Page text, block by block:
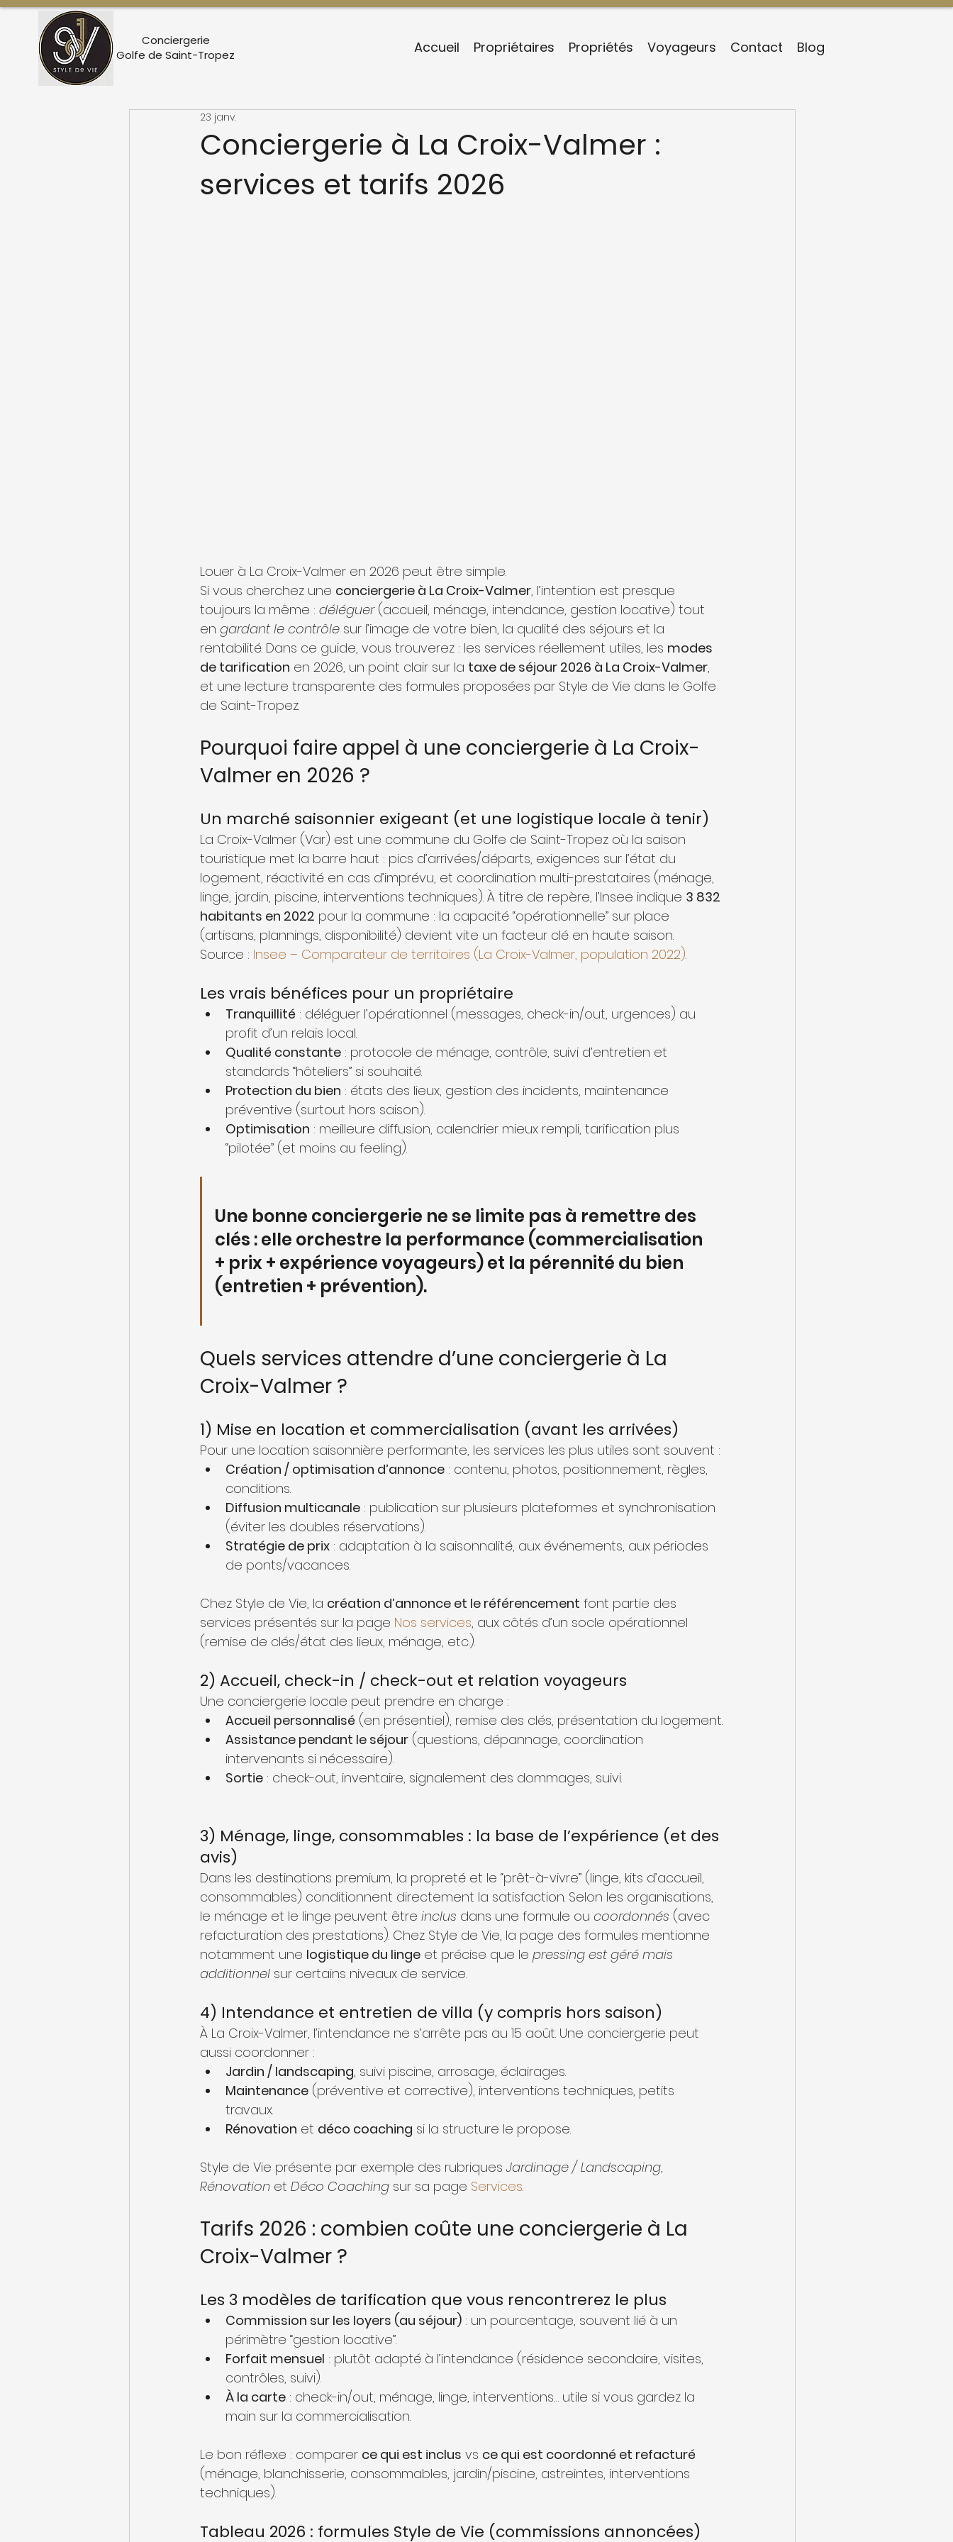
Conciergerie
Golfe de Saint-Tropez
Accueil Propriétaires Propriétés Voyageurs Contact Blog
Conciergerie à La Croix-Valmer :
services et tarifs 2026
23 janv.
Louer à La Croix-Valmer en 2026 peut être simple.
Si vous cherchez une conciergerie à La Croix-Valmer, l’intention est presque
toujours la même : déléguer (accueil, ménage, intendance, gestion locative) tout
en gardant le contrôle sur l’image de votre bien, la qualité des séjours et la
rentabilité. Dans ce guide, vous trouverez : les services réellement utiles, les modes
de tarification en 2026, un point clair sur la taxe de séjour 2026 à La Croix-Valmer,
et une lecture transparente des formules proposées par Style de Vie dans le Golfe
de Saint-Tropez.
Pourquoi faire appel à une conciergerie à La Croix-
Valmer en 2026 ?
Un marché saisonnier exigeant (et une logistique locale à tenir)
La Croix-Valmer (Var) est une commune du Golfe de Saint-Tropez où la saison
touristique met la barre haut : pics d’arrivées/départs, exigences sur l’état du
logement, réactivité en cas d’imprévu, et coordination multi-prestataires (ménage,
linge, jardin, piscine, interventions techniques). À titre de repère, l’Insee indique 3 832
habitants en 2022 pour la commune : la capacité “opérationnelle” sur place
(artisans, plannings, disponibilité) devient vite un facteur clé en haute saison.
Source : Insee – Comparateur de territoires (La Croix-Valmer, population 2022).
Les vrais bénéfices pour un propriétaire
Tranquillité : déléguer l’opérationnel (messages, check-in/out, urgences) au
profit d’un relais local.
Qualité constante : protocole de ménage, contrôle, suivi d’entretien et
standards “hôteliers” si souhaité.
Protection du bien : états des lieux, gestion des incidents, maintenance
préventive (surtout hors saison).
Optimisation : meilleure diffusion, calendrier mieux rempli, tarification plus
“pilotée” (et moins au feeling).
Une bonne conciergerie ne se limite pas à remettre des
clés : elle orchestre la performance (commercialisation
+ prix + expérience voyageurs) et la pérennité du bien
(entretien + prévention).
Quels services attendre d’une conciergerie à La
Croix-Valmer ?
1) Mise en location et commercialisation (avant les arrivées)
Pour une location saisonnière performante, les services les plus utiles sont souvent :
Création / optimisation d’annonce : contenu, photos, positionnement, règles,
conditions.
Diffusion multicanale : publication sur plusieurs plateformes et synchronisation
(éviter les doubles réservations).
Stratégie de prix : adaptation à la saisonnalité, aux événements, aux périodes
de ponts/vacances.
Chez Style de Vie, la création d’annonce et le référencement font partie des
services présentés sur la page Nos services, aux côtés d’un socle opérationnel
(remise de clés/état des lieux, ménage, etc.).
2) Accueil, check-in / check-out et relation voyageurs
Une conciergerie locale peut prendre en charge :
Accueil personnalisé (en présentiel), remise des clés, présentation du logement.
Assistance pendant le séjour (questions, dépannage, coordination
intervenants si nécessaire).
Sortie : check-out, inventaire, signalement des dommages, suivi.
3) Ménage, linge, consommables : la base de l’expérience (et des
avis)
Dans les destinations premium, la propreté et le “prêt-à-vivre” (linge, kits d’accueil,
consommables) conditionnent directement la satisfaction. Selon les organisations,
le ménage et le linge peuvent être inclus dans une formule ou coordonnés (avec
refacturation des prestations). Chez Style de Vie, la page des formules mentionne
notamment une logistique du linge et précise que le pressing est géré mais
additionnel sur certains niveaux de service.
4) Intendance et entretien de villa (y compris hors saison)
À La Croix-Valmer, l’intendance ne s’arrête pas au 15 août. Une conciergerie peut
aussi coordonner :
Jardin / landscaping, suivi piscine, arrosage, éclairages.
Maintenance (préventive et corrective), interventions techniques, petits
travaux.
Rénovation et déco coaching si la structure le propose.
Style de Vie présente par exemple des rubriques Jardinage / Landscaping,
Rénovation et Déco Coaching sur sa page Services.
Tarifs 2026 : combien coûte une conciergerie à La
Croix-Valmer ?
Les 3 modèles de tarification que vous rencontrerez le plus
Commission sur les loyers (au séjour) : un pourcentage, souvent lié à un
périmètre “gestion locative”.
Forfait mensuel : plutôt adapté à l’intendance (résidence secondaire, visites,
contrôles, suivi).
À la carte : check-in/out, ménage, linge, interventions… utile si vous gardez la
main sur la commercialisation.
Le bon réflexe : comparer ce qui est inclus vs ce qui est coordonné et refacturé
(ménage, blanchisserie, consommables, jardin/piscine, astreintes, interventions
techniques).
Tableau 2026 : formules Style de Vie (commissions annoncées)